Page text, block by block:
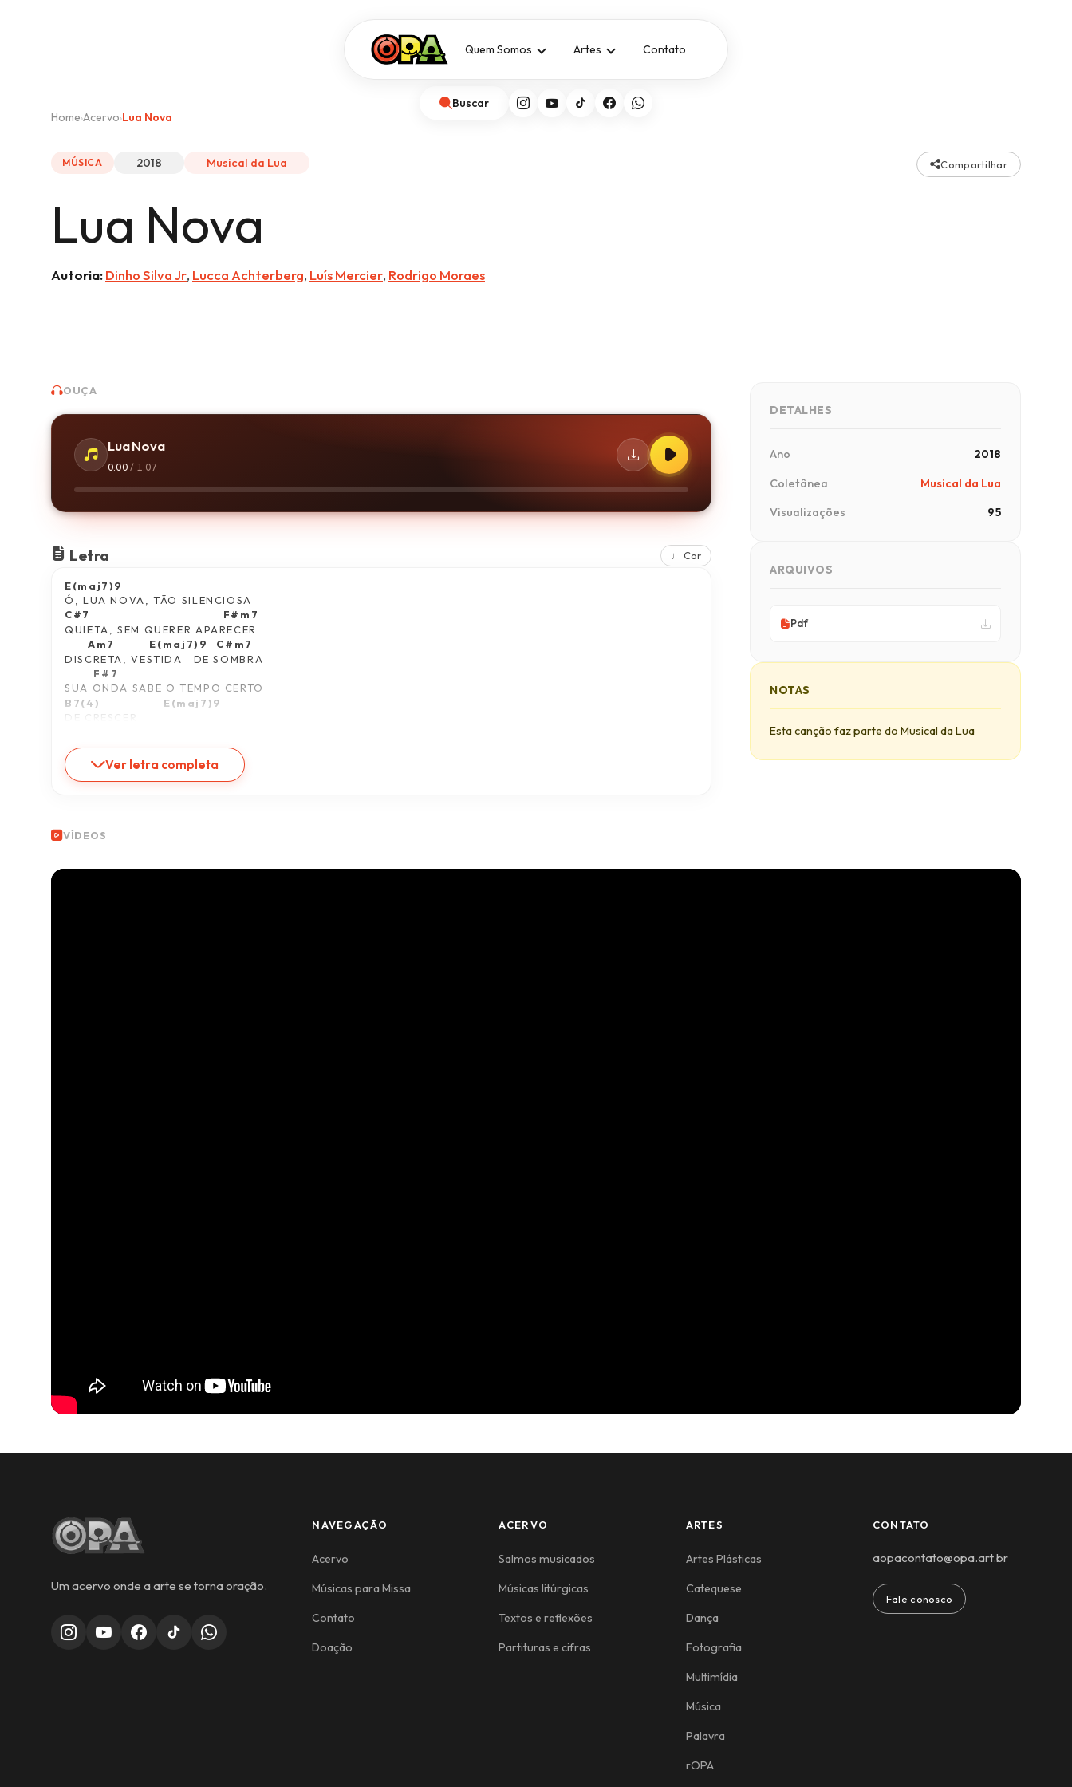
Quem Somos Artes Contato
Buscar
Home›Acervo›Lua Nova
MÚSICA 2018 Musical da Lua Compartilhar
Lua Nova
Autoria:Dinho Silva Jr, Lucca Achterberg, Luís Mercier, Rodrigo Moraes
OUÇA
Lua Nova
0:00 / 1:07
Letra ♩ Cor
E(maj7)9
Ó, LUA NOVA, TÃO SILENCIOSA
C#7                                              F#m7
QUIETA, SEM QUERER APARECER
Am7            E(maj7)9   C#m7
DISCRETA, VESTIDA   DE SOMBRA
F#7
SUA ONDA SABE O TEMPO CERTO
B7(4)                      E(maj7)9
Ver letra completa
DETALHES
Ano 2018
Coletânea Musical da Lua
Visualizações 95
ARQUIVOS
Pdf
NOTAS
Esta canção faz parte do Musical da Lua
VÍDEOS
Um acervo onde a arte se torna oração.
NAVEGAÇÃO
Acervo
Músicas para Missa
Contato
Doação
ACERVO
Salmos musicados
Músicas litúrgicas
Textos e reflexões
Partituras e cifras
ARTES
Artes Plásticas
Catequese
Dança
Fotografia
Multimídia
Música
Palavra
rOPA
CONTATO
aopacontato@opa.art.br
Fale conosco